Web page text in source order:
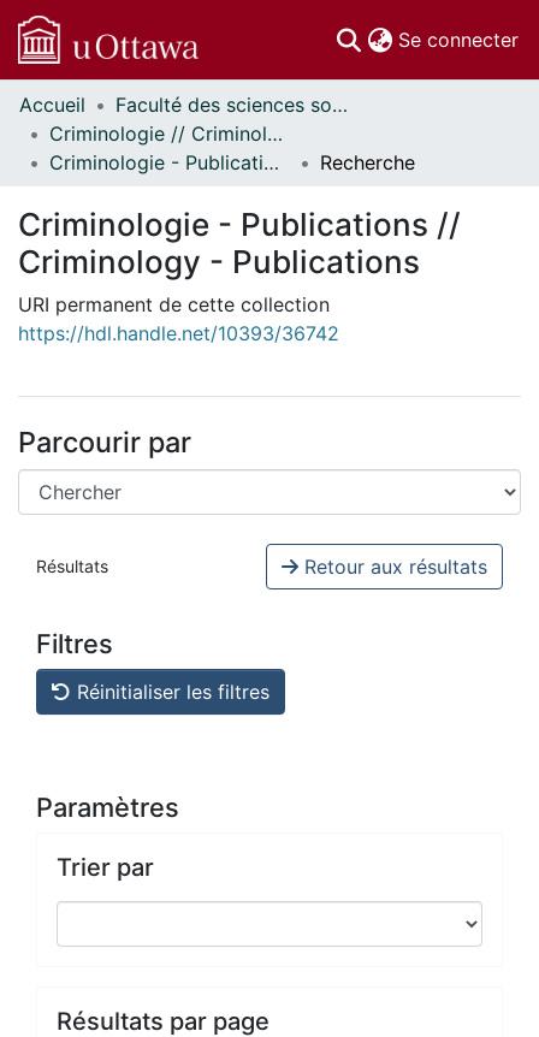
Se connecter
Communautés
et collections
Parcourir
À propos
Accueil
Faculté des sciences sociales // Faculty of Social Sciences
Criminologie // Criminology
Criminologie - Publications // Criminology - Publications
Recherche
Criminologie - Publications //
Criminology - Publications
URI permanent de cette collection
https://hdl.handle.net/10393/36742
Parcourir par
Résultats Retour aux résultats
Filtres
Réinitialiser les filtres
Paramètres
Trier par
Résultats par page